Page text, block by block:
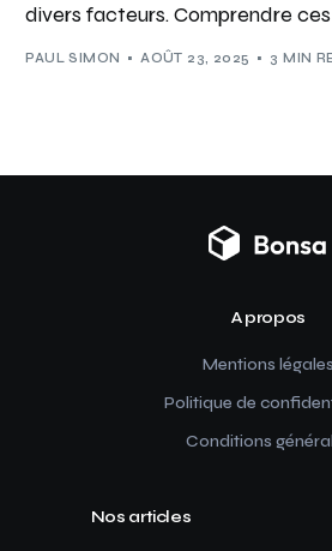
divers facteurs. Comprendre
PAUL SIMON AOÛT 23, 2025 3 MIN
A propos
Mentions légales
Politique de
Conditions
Nos articles